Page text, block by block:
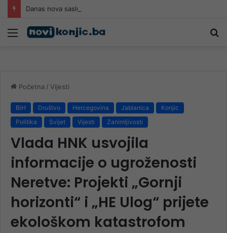
Meni
Početna / Vijesti
BiH Društvo Hercegovina Jablanica
Konjic
Politika
Svijet Vijesti Zanimljivosti
Vlada HNK usvojila
informacije o ugroženosti
Neretve: Projekti „Gornji
horizonti“ i „HE Ulog“ prijete
ekološkom katastrofom